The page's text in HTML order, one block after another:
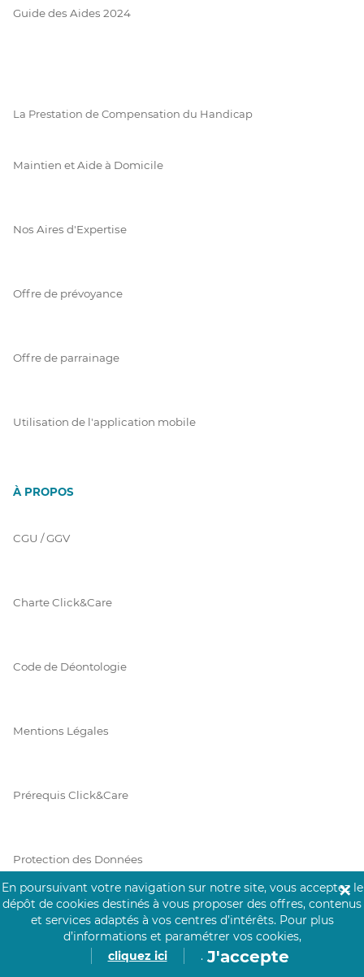
Guide des Aides 2024
La Prestation de Compensation du Handicap
Maintien et Aide à Domicile
Nos Aires d'Expertise
Offre de prévoyance
Offre de parrainage
Utilisation de l'application mobile
À PROPOS
CGU / GGV
Charte Click&Care
Code de Déontologie
Mentions Légales
Prérequis Click&Care
Protection des Données
Vie Privée
En poursuivant votre navigation sur notre site, vous acceptez le
dépôt de cookies destinés à vous proposer des offres, contenus
et services adaptés à vos centres d’intérêts. Pour plus
d’informations et paramétrer vos cookies,
cliquez ici
. J'accepte
✕